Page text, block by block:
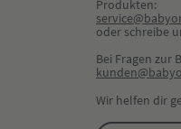
Produkten:
oder schreibe
Bei Fragen zur
Wir helfen dir